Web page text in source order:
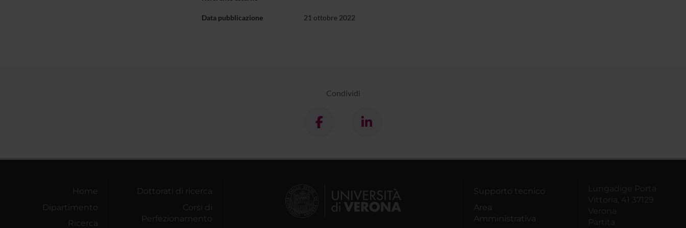
Data pubblicazione 21 ottobre 2022
Condividi
Home
Dipartimento
Ricerca
Dottorati di ricerca
Corsi di
Perfezionamento
Supporto tecnico
Area
Amministrativa
Lungadige Porta
Vittoria, 41 37129
Verona
Partita